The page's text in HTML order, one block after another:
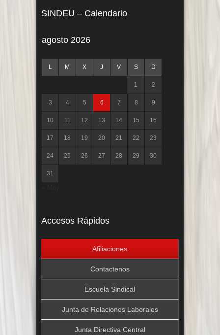
SINDEU – Calendario
agosto 2026
L M X J V S D
1 2
3 4 5 6 7 8 9
10 11 12 13 14 15 16
17 18 19 20 21 22 23
24 25 26 27 28 29 30
31
Accesos Rápidos
Afiliaciones
Contactenos
Escuela Sindical
Junta de Relaciones Laborales
Junta Directiva Central